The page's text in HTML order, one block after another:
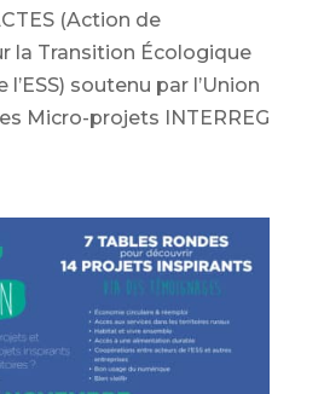
(Action de
la Transition Écologique
soutenu par l’Union
Micro-projets INTERREG